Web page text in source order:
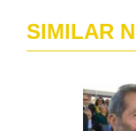
SIMILAR